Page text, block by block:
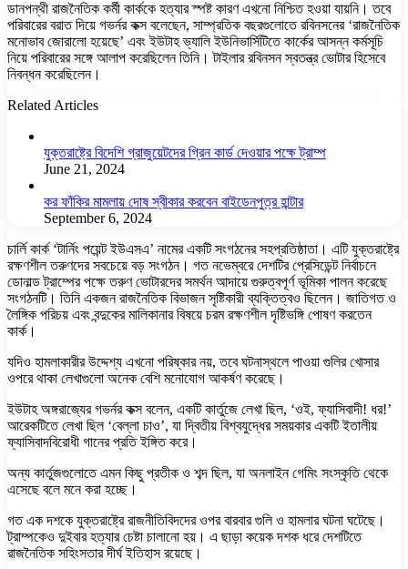
ডানপন্থী রাজনৈতিক কর্মী কার্ককে হত্যার স্পষ্ট কারণ এখনো নিশ্চিত হওয়া যায়নি। তবে
পরিবারের বরাত দিয়ে গভর্নর কক্স বলেছেন, সাম্প্রতিক বছরগুলোতে রবিনসনের ‘রাজনৈতিক
মনোভাব জোরালো হয়েছে’ এবং ইউটাহ ভ্যালি ইউনিভার্সিটিতে কার্কের আসন্ন কর্মসূচি
নিয়ে পরিবারের সঙ্গে আলাপ করেছিলেন তিনি। টাইলার রবিনসন স্বতন্ত্র ভোটার হিসেবে
নিবন্ধন করেছিলেন।
Related Articles
যুক্তরাষ্ট্রে বিদেশি গ্রাজুয়েটদের গ্রিন কার্ড দেওয়ার পক্ষে ট্রাম্প
June 21, 2024
কর ফাঁকির মামলায় দোষ স্বীকার করবেন বাইডেনপুত্র হান্টার
September 6, 2024
চার্লি কার্ক ‘টার্নিং পয়েন্ট ইউএসএ’ নামের একটি সংগঠনের সহপ্রতিষ্ঠাতা। এটি যুক্তরাষ্ট্রে
রক্ষণশীল তরুণদের সবচেয়ে বড় সংগঠন। গত নভেম্বরে দেশটির প্রেসিডেন্ট নির্বাচনে
ডোনাল্ড ট্রাম্পের পক্ষে তরুণ ভোটারদের সমর্থন আদায়ে গুরুত্বপূর্ণ ভূমিকা পালন করেছে
সংগঠনটি। তিনি একজন রাজনৈতিক বিভাজন সৃষ্টিকারী ব্যক্তিত্বও ছিলেন। জাতিগত ও
লৈঙ্গিক পরিচয় এবং বন্দুকের মালিকানার বিষয়ে চরম রক্ষণশীল দৃষ্টিভঙ্গি পোষণ করতেন
কার্ক।
যদিও হামলাকারীর উদ্দেশ্য এখনো পরিষ্কার নয়, তবে ঘটনাস্থলে পাওয়া গুলির খোসার
ওপরে থাকা লেখাগুলো অনেক বেশি মনোযোগ আকর্ষণ করেছে।
ইউটাহ অঙ্গরাজ্যের গভর্নর কক্স বলেন, একটি কার্তুজে লেখা ছিল, ‘ওই, ফ্যাসিবাদী! ধর!’
আরেকটিতে লেখা ছিল ‘বেল্লা চাও’, যা দ্বিতীয় বিশ্বযুদ্ধের সময়কার একটি ইতালীয়
ফ্যাসিবাদবিরোধী গানের প্রতি ইঙ্গিত করে।
অন্য কার্তুজগুলোতে এমন কিছু প্রতীক ও শব্দ ছিল, যা অনলাইন গেমিং সংস্কৃতি থেকে
এসেছে বলে মনে করা হচ্ছে।
গত এক দশকে যুক্তরাষ্ট্রে রাজনীতিবিদদের ওপর বারবার গুলি ও হামলার ঘটনা ঘটেছে।
ট্রাম্পকেও দুইবার হত্যার চেষ্টা চালানো হয়। এ ছাড়া কয়েক দশক ধরে দেশটিতে
রাজনৈতিক সহিংসতার দীর্ঘ ইতিহাস রয়েছে।